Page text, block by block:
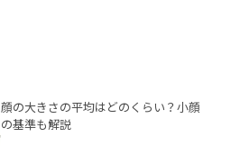
顔の大きさの平均はどのくらい？小顔
の基準も解説